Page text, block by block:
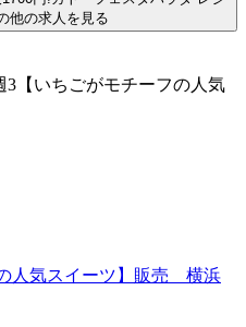
他の求人を見る
3【いちごがモチーフの人気
人気スイーツ】販売 横浜